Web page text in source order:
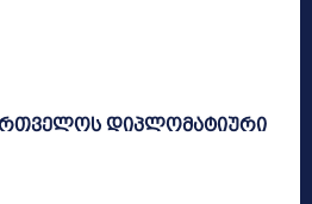
დიპლომატიური